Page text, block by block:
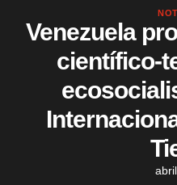
Venezuela
científico-